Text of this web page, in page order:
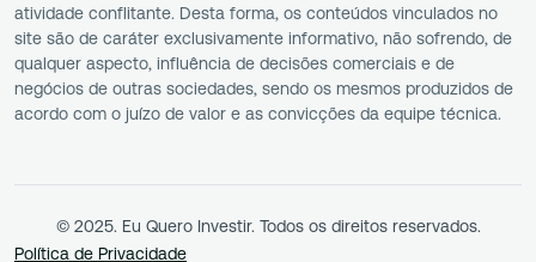
atividade conflitante. Desta forma, os conteúdos vinculados no
site são de caráter exclusivamente informativo, não sofrendo, de
qualquer aspecto, influência de decisões comerciais e de
negócios de outras sociedades, sendo os mesmos produzidos de
acordo com o juízo de valor e as convicções da equipe técnica.
© 2025. Eu Quero Investir. Todos os direitos reservados.
Política de Privacidade